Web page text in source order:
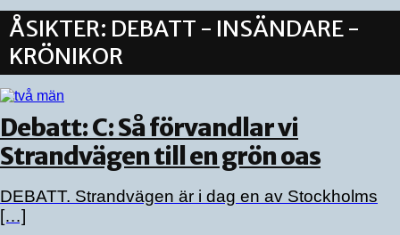
ÅSIKTER: DEBATT - INSÄNDARE -
KRÖNIKOR
Debatt: C: Så förvandlar vi
Strandvägen till en grön oas
DEBATT. Strandvägen är i dag en av Stockholms
[…]